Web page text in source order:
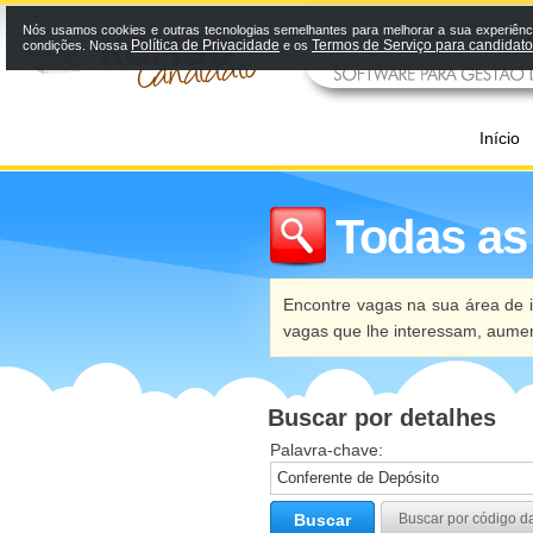
Início
Todas
Encontre vagas na sua área
vagas que lhe interessam,
Buscar por detalhes
Palavra-chave:
Buscar Buscar por código
Nós usamos cookies e outras tecnologias semelhantes para melhorar a sua
condições. Nossa Política de Privacidade e os Termos de Serviço para